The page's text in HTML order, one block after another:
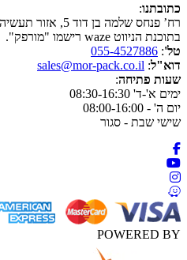
כתובתנו:
רח’ פנחס שלמה בן דוד 5, אזור תעשיה ישן, ראשון לציון.
בתוכנת הניווט waze רישמו "מורפק".
טל':
055-4527886
דוא"ל:
sales@mor-pack.co.il
שעות פתיחה:
ימים א'-ד' 08:30-16:30
יום ה' - 08:00-16:00
שישי שבת - סגור
POWERED BY